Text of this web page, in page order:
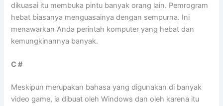
dikuasai itu membuka pintu banyak orang lain. Pemrogram
hebat biasanya menguasainya dengan sempurna. Ini
menawarkan Anda perintah komputer yang hebat dan
kemungkinannya banyak.
C #
Meskipun merupakan bahasa yang digunakan di banyak
video game, ia dibuat oleh Windows dan oleh karena itu